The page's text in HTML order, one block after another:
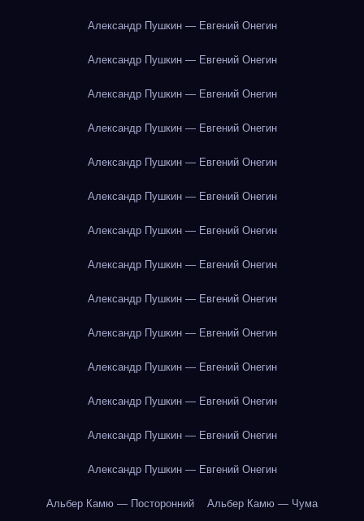
Александр Пушкин — Евгений Онегин
Александр Пушкин — Евгений Онегин
Александр Пушкин — Евгений Онегин
Александр Пушкин — Евгений Онегин
Александр Пушкин — Евгений Онегин
Александр Пушкин — Евгений Онегин
Александр Пушкин — Евгений Онегин
Александр Пушкин — Евгений Онегин
Александр Пушкин — Евгений Онегин
Александр Пушкин — Евгений Онегин
Александр Пушкин — Евгений Онегин
Александр Пушкин — Евгений Онегин
Александр Пушкин — Евгений Онегин
Александр Пушкин — Евгений Онегин
Альбер Камю — Посторонний Альбер Камю — Чума